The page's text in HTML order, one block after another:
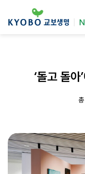
‘돌고 돌아’